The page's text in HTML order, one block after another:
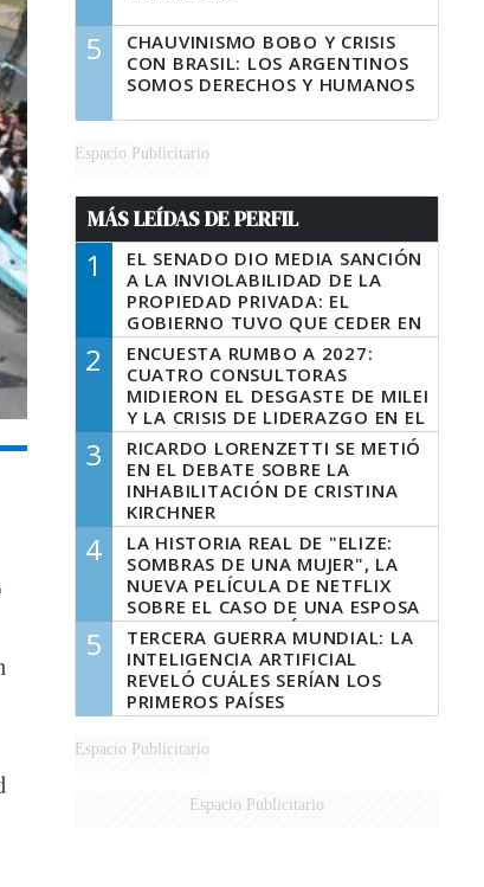
5
CHAUVINISMO BOBO Y CRISIS
CON BRASIL: LOS ARGENTINOS
SOMOS DERECHOS Y HUMANOS
Espacio Publicitario
MÁS LEÍDAS DE PERFIL
1
EL SENADO DIO MEDIA SANCIÓN
A LA INVIOLABILIDAD DE LA
PROPIEDAD PRIVADA: EL
GOBIERNO TUVO QUE CEDER EN
LA LEY DEL MANEJO DEL FUEGO
2
ENCUESTA RUMBO A 2027:
CUATRO CONSULTORAS
MIDIERON EL DESGASTE DE MILEI
Y LA CRISIS DE LIDERAZGO EN EL
PERONISMO
3
RICARDO LORENZETTI SE METIÓ
EN EL DEBATE SOBRE LA
INHABILITACIÓN DE CRISTINA
KIRCHNER
4
LA HISTORIA REAL DE "ELIZE:
SOMBRAS DE UNA MUJER", LA
NUEVA PELÍCULA DE NETFLIX
SOBRE EL CASO DE UNA ESPOSA
QUE DESCUARTIZÓ A SU
MARIDO
5
TERCERA GUERRA MUNDIAL: LA
INTELIGENCIA ARTIFICIAL
REVELÓ CUÁLES SERÍAN LOS
PRIMEROS PAÍSES
LATINOAMERICANOS EN SER
DERROTADOS
Espacio Publicitario
Espacio Publicitario